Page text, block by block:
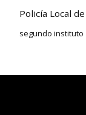
Policía Local
segundo instituto